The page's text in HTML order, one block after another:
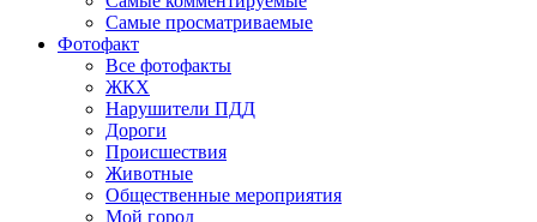
Самые просматриваемые
Фотофакт
Все фотофакты
ЖКХ
Нарушители ПДД
Дороги
Происшествия
Животные
Общественные мероприятия
Мой город